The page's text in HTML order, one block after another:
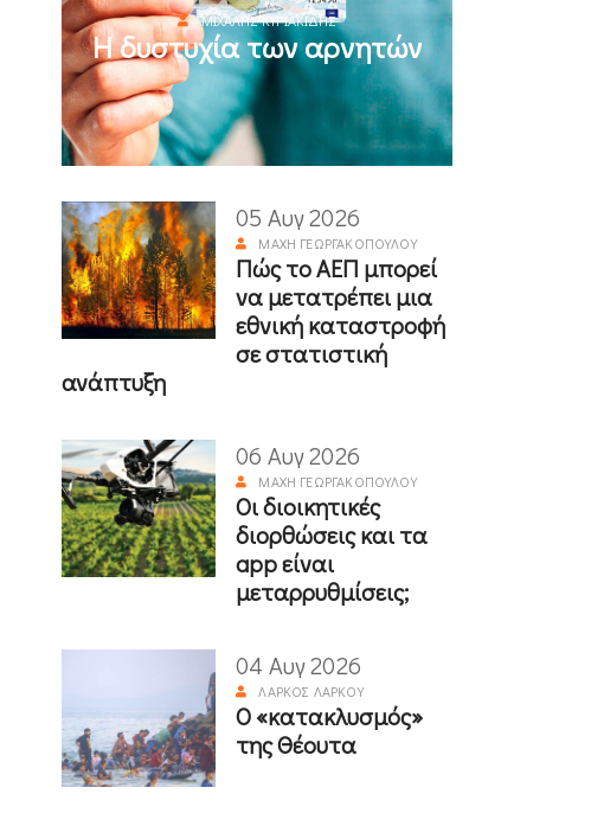
ΜΙΧΆΛΗΣ ΚΥΡΙΑΚΊΔΗΣ
Η δυστυχία των αρνητών
05 Αυγ 2026
ΜΆΧΗ ΓΕΩΡΓΑΚΟΠΟΎΛΟΥ
Πώς το ΑΕΠ μπορεί
να μετατρέπει μια
εθνική καταστροφή
σε στατιστική
ανάπτυξη
06 Αυγ 2026
ΜΆΧΗ ΓΕΩΡΓΑΚΟΠΟΎΛΟΥ
Οι διοικητικές
διορθώσεις και τα
app είναι
μεταρρυθμίσεις;
04 Αυγ 2026
ΛΆΡΚΟΣ ΛΆΡΚΟΥ
Ο «κατακλυσμός»
της Θέουτα